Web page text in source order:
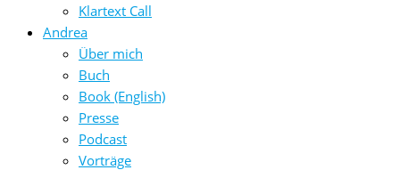
Klartext Call
Andrea
Über mich
Buch
Book (English)
Presse
Podcast
Vorträge